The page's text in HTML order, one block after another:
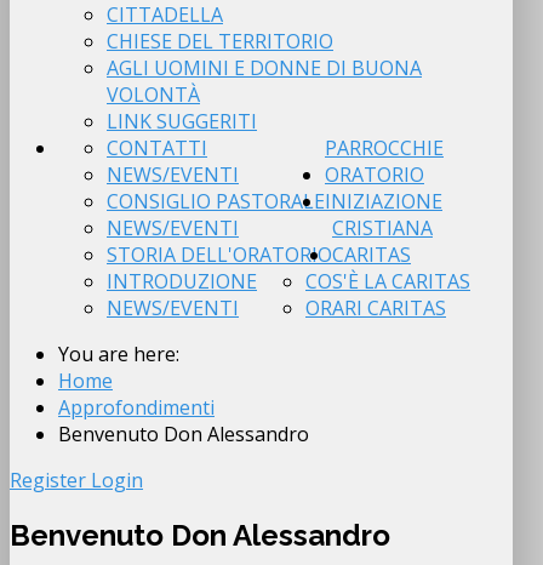
CITTADELLA
CHIESE DEL TERRITORIO
AGLI UOMINI E DONNE DI BUONA
VOLONTÀ
LINK SUGGERITI
PARROCCHIE
CONTATTI
NEWS/EVENTI
CONSIGLIO PASTORALE
ORATORIO
NEWS/EVENTI
STORIA DELL'ORATORIO
INIZIAZIONE
CRISTIANA
INTRODUZIONE
NEWS/EVENTI
CARITAS
COS'È LA CARITAS
ORARI CARITAS
You are here:
Home
Approfondimenti
Benvenuto Don Alessandro
Register Login
Benvenuto Don Alessandro